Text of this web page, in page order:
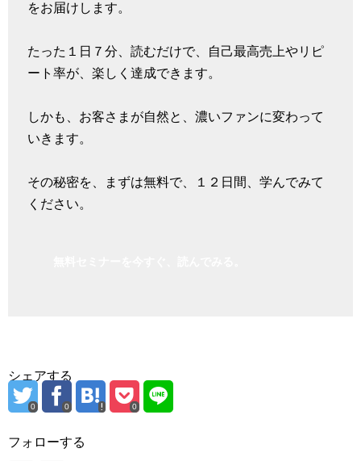
をお届けします。
たった１日７分、読むだけで、自己最高売上やリピ
ート率が、楽しく達成できます。
しかも、お客さまが自然と、濃いファンに変わって
いきます。
その秘密を、まずは無料で、１２日間、学んでみて
ください。
シェアする
0 0 0
フォローする